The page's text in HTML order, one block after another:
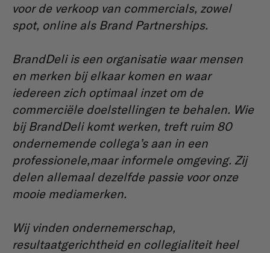
voor de verkoop van commercials, zowel
spot, online als Brand Partnerships.
BrandDeli is een organisatie waar mensen
en merken bij elkaar komen en waar
iedereen zich optimaal inzet om de
commerciële doelstellingen te behalen. Wie
bij BrandDeli komt werken, treft ruim 80
ondernemende collega’s aan in een
professionele,maar informele omgeving. Zij
delen allemaal dezelfde passie voor onze
mooie mediamerken.
Wij vinden ondernemerschap,
resultaatgerichtheid en collegialiteit heel